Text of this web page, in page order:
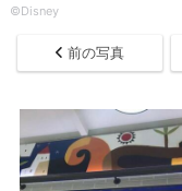
©Disney
前の写真